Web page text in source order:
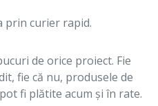
prin curier rapid.
de orice proiect. Fie
fie că nu, produsele de
fi plătite acum și în rate.